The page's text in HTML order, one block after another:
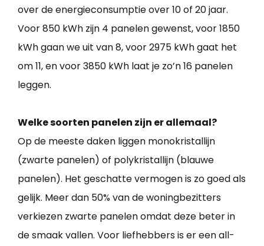
over de energieconsumptie over 10 of 20 jaar.
Voor 850 kWh zijn 4 panelen gewenst, voor 1850
kWh gaan we uit van 8, voor 2975 kWh gaat het
om 11, en voor 3850 kWh laat je zo’n 16 panelen
leggen.
Welke soorten panelen zijn er allemaal?
Op de meeste daken liggen monokristallijn
(zwarte panelen) of polykristallijn (blauwe
panelen). Het geschatte vermogen is zo goed als
gelijk. Meer dan 50% van de woningbezitters
verkiezen zwarte panelen omdat deze beter in
de smaak vallen. Voor liefhebbers is er een all-